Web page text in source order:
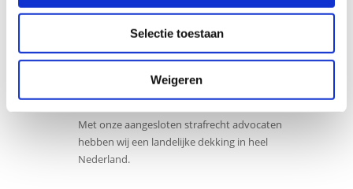
Selectie toestaan
Weigeren
advocatennetwerk zijn gespecialiseerd in het
strafrecht.
Landelijk advocaten netwerk
Met onze aangesloten strafrecht advocaten
hebben wij een landelijke dekking in heel
Nederland.